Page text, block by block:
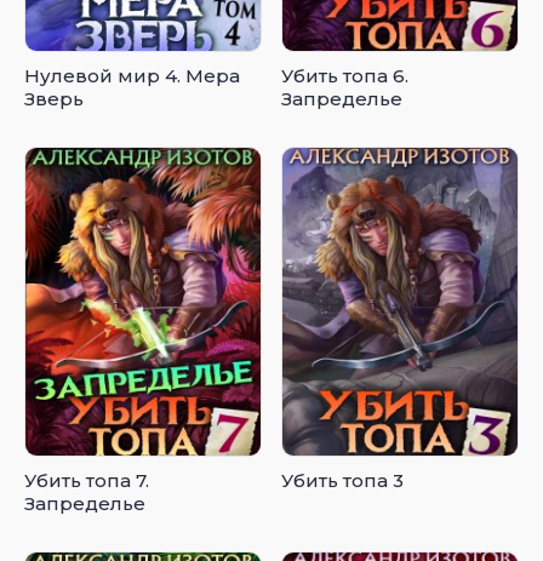
Нулевой мир 4. Мера
Зверь
Убить топа 6.
Запределье
Убить топа 7.
Запределье
Убить топа 3